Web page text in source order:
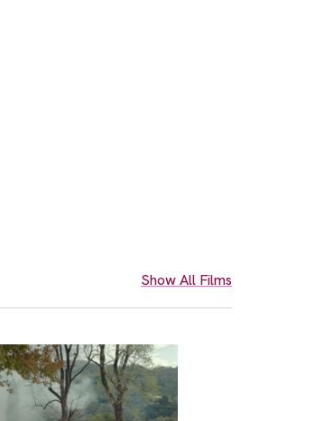
Show All Films